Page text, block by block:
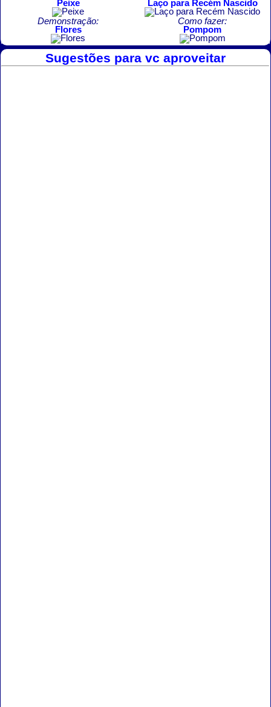
Peixe
Laço para Recém Nascido
Demonstração:
Flores
Como fazer:
Pompom
Sugestões para vc aproveitar